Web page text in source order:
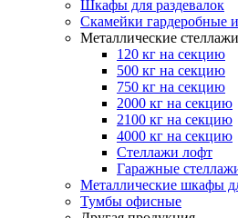
Шкафы для раздевалок
Скамейки гардеробные
Металлические стеллажи
120 кг на секцию
500 кг на секцию
750 кг на секцию
2000 кг на секцию
2100 кг на секцию
4000 кг на секцию
Стеллажи лофт
Гаражные
Металлические шкафы
Тумбы офисные